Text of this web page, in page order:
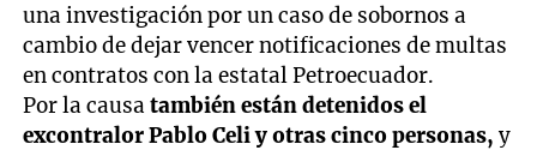
una investigación por un caso de sobornos a
cambio de dejar vencer notificaciones de multas
en contratos con la estatal Petroecuador.
Por la causa también están detenidos el
excontralor Pablo Celi y otras cinco personas, y